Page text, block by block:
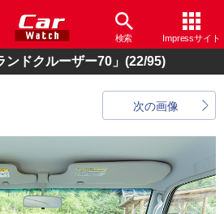
検索 Impressサイト
ドクルーザー70」 (22/95)
次の画像